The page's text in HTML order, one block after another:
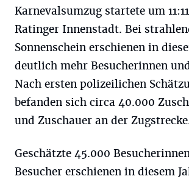
Karnevalsumzug startete um
Ratinger Innenstadt. Bei
Sonnenschein erschienen in
deutlich mehr Besucherinnen
Nach ersten polizeilichen
befanden sich circa 40.000
und Zuschauer an der
Geschätzte 45.000
Besucher erschienen in diesem